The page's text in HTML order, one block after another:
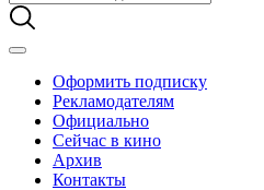
Оформить подписку
Рекламодателям
Официально
Сейчас в кино
Архив
Контакты